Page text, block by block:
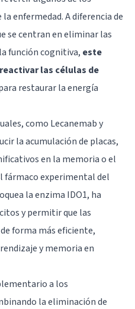
enfermedad. A diferencia de
se centran en eliminar las
función cognitiva, este
las células de
restaurar la energía
como Lecanemab y
la acumulación de placas,
en la memoria o el
fármaco experimental del
la enzima IDO1, ha
y permitir que las
forma más eficiente,
y memoria en
a los
la eliminación de